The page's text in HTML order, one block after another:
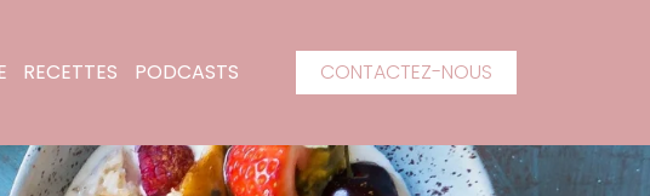
RECETTES PODCASTS CONTACTEZ-NOUS